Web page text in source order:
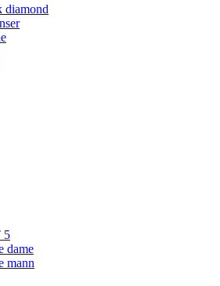
diamond
5
dame
mann